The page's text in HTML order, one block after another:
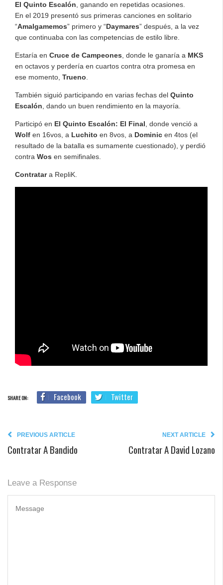
El Quinto Escalón, ganando en repetidas ocasiones.
En el 2019 presentó sus primeras canciones en solitario
“Amalgamemos” primero y “Daymares” después, a la vez
que continuaba con las competencias de estilo libre.
Estaría en Cruce de Campeones, donde le ganaría a MKS
en octavos y perdería en cuartos contra otra promesa en
ese momento, Trueno.
También siguió participando en varias fechas del Quinto
Escalón, dando un buen rendimiento en la mayoría.
Participó en El Quinto Escalón: El Final, donde venció a
Wolf en 16vos, a Luchito en 8vos, a Dominic en 4tos (el
resultado de la batalla es sumamente cuestionado), y perdió
contra Wos en semifinales.
Contratara RepliK.
SHARE ON: Facebook Twitter
PREVIOUS ARTICLE
Contratar A Bandido
NEXT ARTICLE
Contratar A David Lozano
Leave a Response